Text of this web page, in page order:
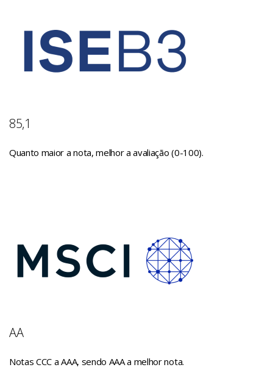
85,1
Quanto maior a nota, melhor a avaliação (0-100).
AA
Notas CCC a AAA, sendo AAA a melhor nota.